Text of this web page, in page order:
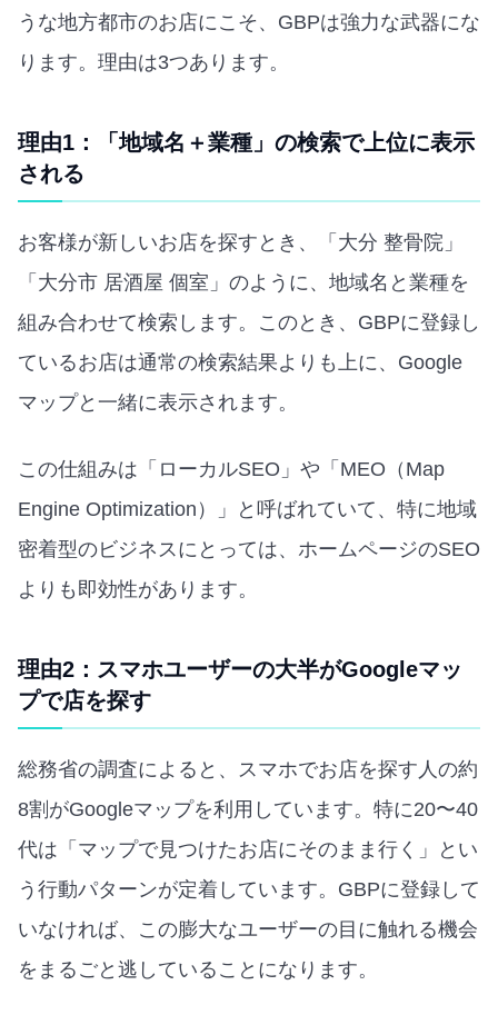
うな地方都市のお店にこそ、GBPは強力な武器にな
ります。理由は3つあります。
理由1：「地域名＋業種」の検索で上位に表示
される
お客様が新しいお店を探すとき、「大分 整骨院」
「大分市 居酒屋 個室」のように、地域名と業種を
組み合わせて検索します。このとき、GBPに登録し
ているお店は通常の検索結果よりも上に、Google
マップと一緒に表示されます。
この仕組みは「ローカルSEO」や「MEO（Map
Engine Optimization）」と呼ばれていて、特に地域
密着型のビジネスにとっては、ホームページのSEO
よりも即効性があります。
理由2：スマホユーザーの大半がGoogleマッ
プで店を探す
総務省の調査によると、スマホでお店を探す人の約
8割がGoogleマップを利用しています。特に20〜40
代は「マップで見つけたお店にそのまま行く」とい
う行動パターンが定着しています。GBPに登録して
いなければ、この膨大なユーザーの目に触れる機会
をまるごと逃していることになります。